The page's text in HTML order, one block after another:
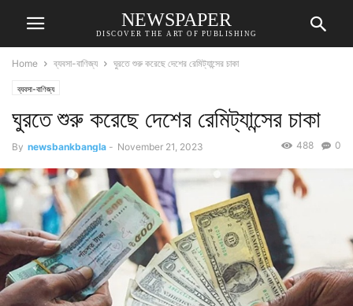
NEWSPAPER
DISCOVER THE ART OF PUBLISHING
Home ব্যবসা-বাণিজ্য ঘুরতে শুরু করেছে দেশের রেমিট্যান্সের চাকা
ব্যবসা-বাণিজ্য
ঘুরতে শুরু করেছে দেশের রেমিট্যান্সের চাকা
By newsbankbangla - November 21, 2023 0
488